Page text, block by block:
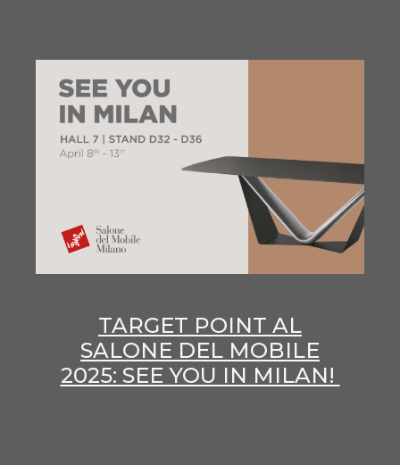
TARGET POINT AL
SALONE DEL MOBILE
2025: SEE YOU IN MILAN!